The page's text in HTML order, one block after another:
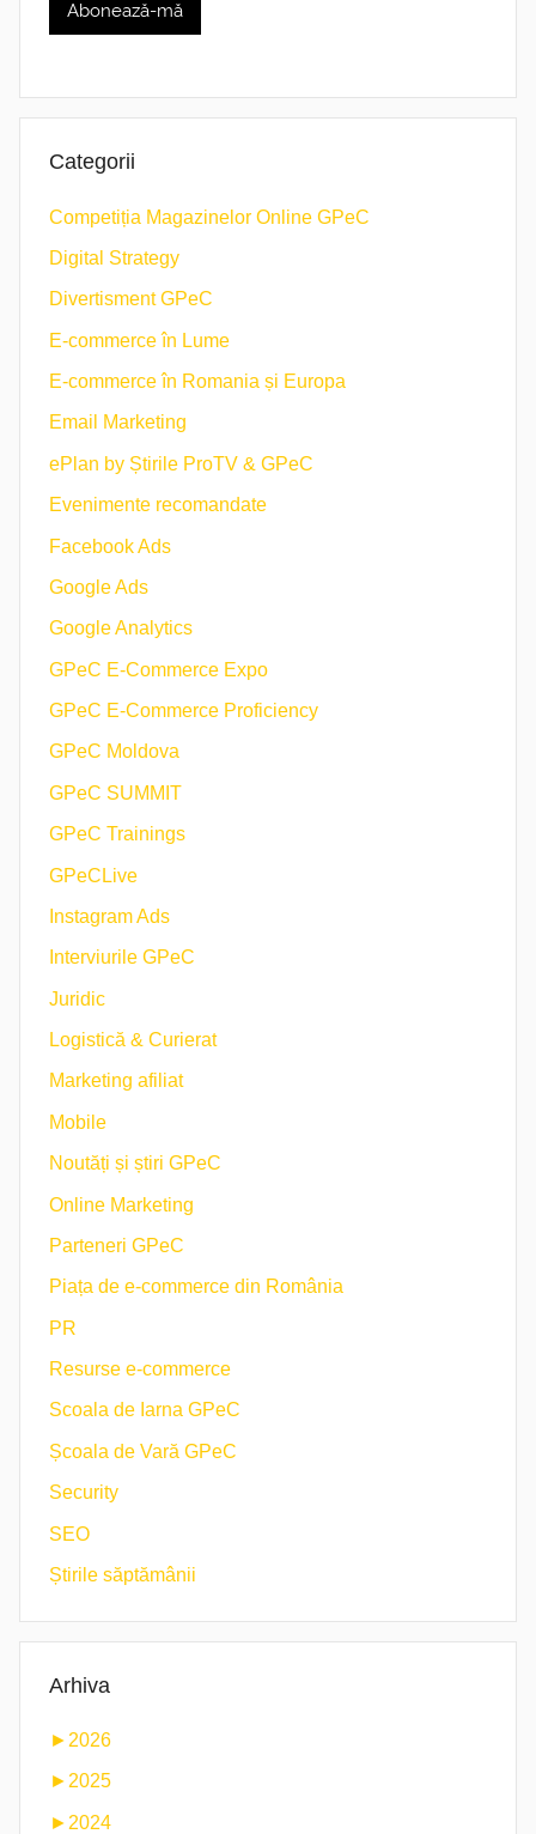
Categorii
Competiția Magazinelor Online GPeC
Digital Strategy
Divertisment GPeC
E-commerce în Lume
E-commerce în Romania și Europa
Email Marketing
ePlan by Știrile ProTV & GPeC
Evenimente recomandate
Facebook Ads
Google Ads
Google Analytics
GPeC E-Commerce Expo
GPeC E-Commerce Proficiency
GPeC Moldova
GPeC SUMMIT
GPeC Trainings
GPeCLive
Instagram Ads
Interviurile GPeC
Juridic
Logistică & Curierat
Marketing afiliat
Mobile
Noutăți și știri GPeC
Online Marketing
Parteneri GPeC
Piața de e-commerce din România
PR
Resurse e-commerce
Scoala de Iarna GPeC
Școala de Vară GPeC
Security
SEO
Știrile săptămânii
Arhiva
► 2026
►2025
► 2024